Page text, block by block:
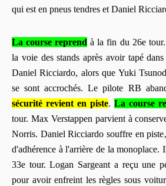
qui est en pneus tendres et Daniel
La course reprend à la fin du 26e
la voie des stands après avoir tapé
Daniel Ricciardo, alors que Yuki
se sont accrochés. Le pilote RB
sécurité revient en piste. La course
tour. Max Verstappen parvient à
Norris. Daniel Ricciardo souffre en
d'adhérence à l'arrière de la monoplace.
33e tour. Logan Sargeant a reçu une
pour avoir enfreint les règles sous